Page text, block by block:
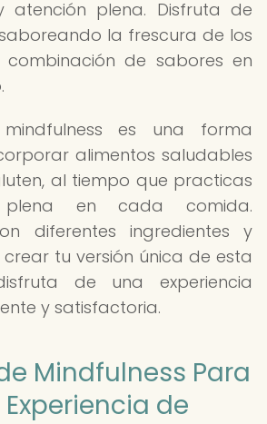
atención plena. Disfruta de
la frescura de los
de sabores en
es una forma
alimentos saludables
al tiempo que practicas
en cada comida.
diferentes ingredientes y
tu versión única de esta
de una experiencia
y satisfactoria.
Mindfulness Para
de